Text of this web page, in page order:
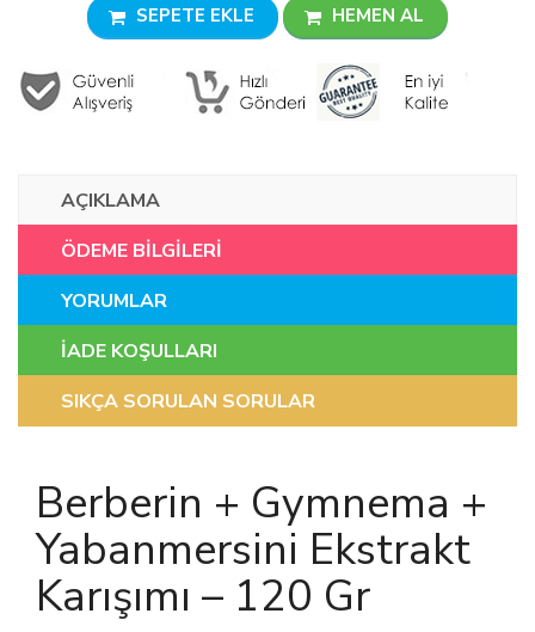
SEPETE EKLE HEMEN AL
AÇIKLAMA
ÖDEME BİLGİLERİ
YORUMLAR
İADE KOŞULLARI
SIKÇA SORULAN SORULAR
Berberin + Gymnema +
Yabanmersini Ekstrakt
Karışımı – 120 Gr